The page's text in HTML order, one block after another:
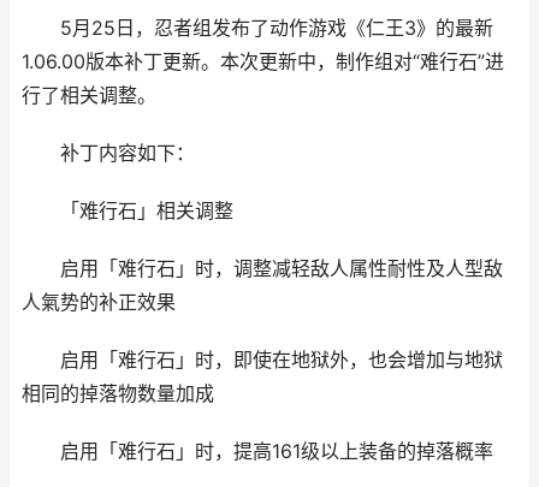
5月25日，忍者组发布了动作游戏《仁王3》的最新
1.06.00版本补丁更新。本次更新中，制作组对“难行石”进
行了相关调整。
补丁内容如下：
「难行石」相关调整
启用「难行石」时，调整减轻敌人属性耐性及人型敌
人氣势的补正效果
启用「难行石」时，即使在地狱外，也会增加与地狱
相同的掉落物数量加成
启用「难行石」时，提高161级以上装备的掉落概率